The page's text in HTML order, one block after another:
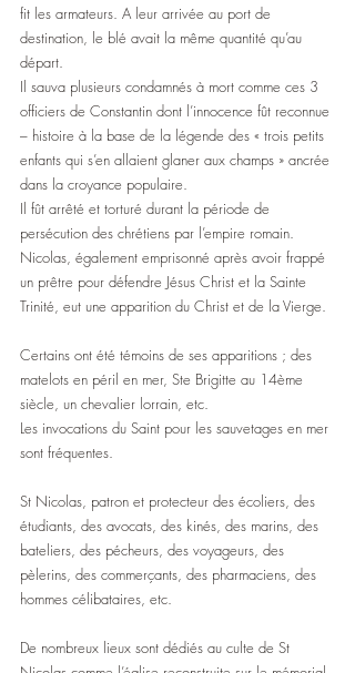
fit les armateurs. A leur arrivée au port de
destination, le blé avait la même quantité qu’au
départ.
Il sauva plusieurs condamnés à mort comme ces 3
officiers de Constantin dont l’innocence fût reconnue
– histoire à la base de la légende des « trois petits
enfants qui s’en allaient glaner aux champs » ancrée
dans la croyance populaire.
Il fût arrêté et torturé durant la période de
persécution des chrétiens par l’empire romain.
Nicolas, également emprisonné après avoir frappé
un prêtre pour défendre Jésus Christ et la Sainte
Trinité, eut une apparition du Christ et de la Vierge.
Certains ont été témoins de ses apparitions ; des
matelots en péril en mer, Ste Brigitte au 14ème
siècle, un chevalier lorrain, etc.
Les invocations du Saint pour les sauvetages en mer
sont fréquentes.
St Nicolas, patron et protecteur des écoliers, des
étudiants, des avocats, des kinés, des marins, des
bateliers, des pécheurs, des voyageurs, des
pèlerins, des commerçants, des pharmaciens, des
hommes célibataires, etc.
De nombreux lieux sont dédiés au culte de St